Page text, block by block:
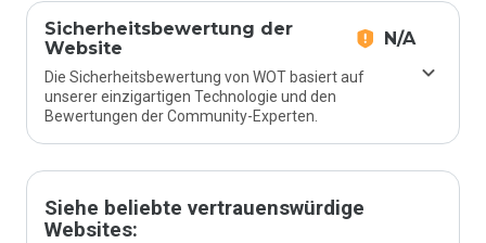
Sicherheitsbewertung der
Website
N/A
Die Sicherheitsbewertung von WOT basiert auf
unserer einzigartigen Technologie und den
Bewertungen der Community-Experten.
Siehe beliebte vertrauenswürdige
Websites: